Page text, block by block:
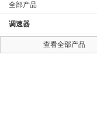
全部产品
调速器
查看全部产品